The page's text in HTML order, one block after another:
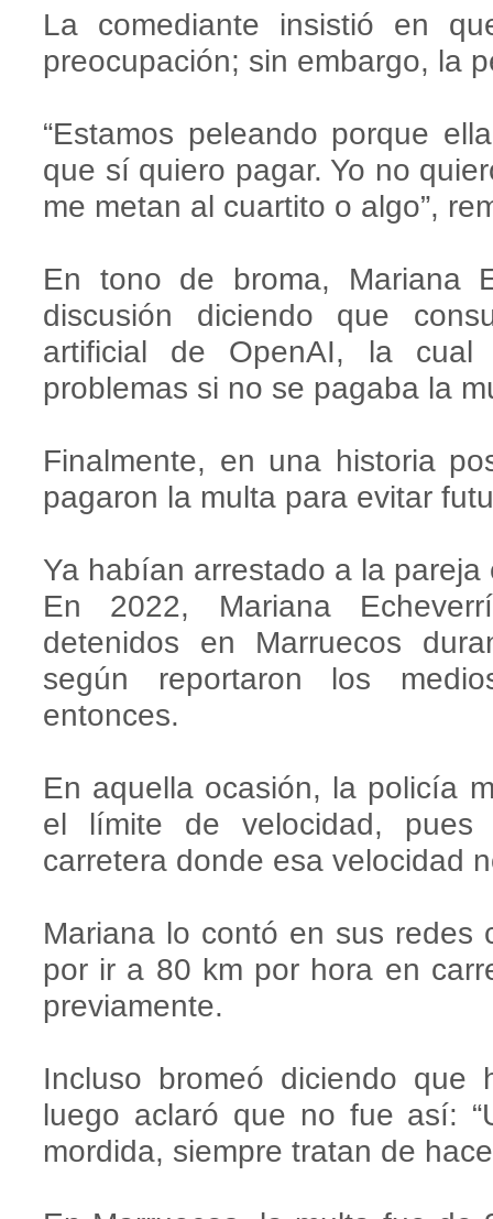
La comediante insistió en
preocupación; sin embargo, la
“Estamos peleando porque
que sí quiero pagar. Yo no
me metan al cuartito o algo”,
En tono de broma, Mariana
discusión diciendo que
artificial de OpenAI, la
problemas si no se pagaba la
Finalmente, en una historia
pagaron la multa para evitar
Ya habían arrestado a la
En 2022, Mariana
detenidos en Marruecos
según reportaron los
entonces.
En aquella ocasión, la policía
el límite de velocidad,
carretera donde esa velocidad
Mariana lo contó en sus redes
por ir a 80 km por hora en
previamente.
Incluso bromeó diciendo que
luego aclaró que no fue así:
mordida, siempre tratan de